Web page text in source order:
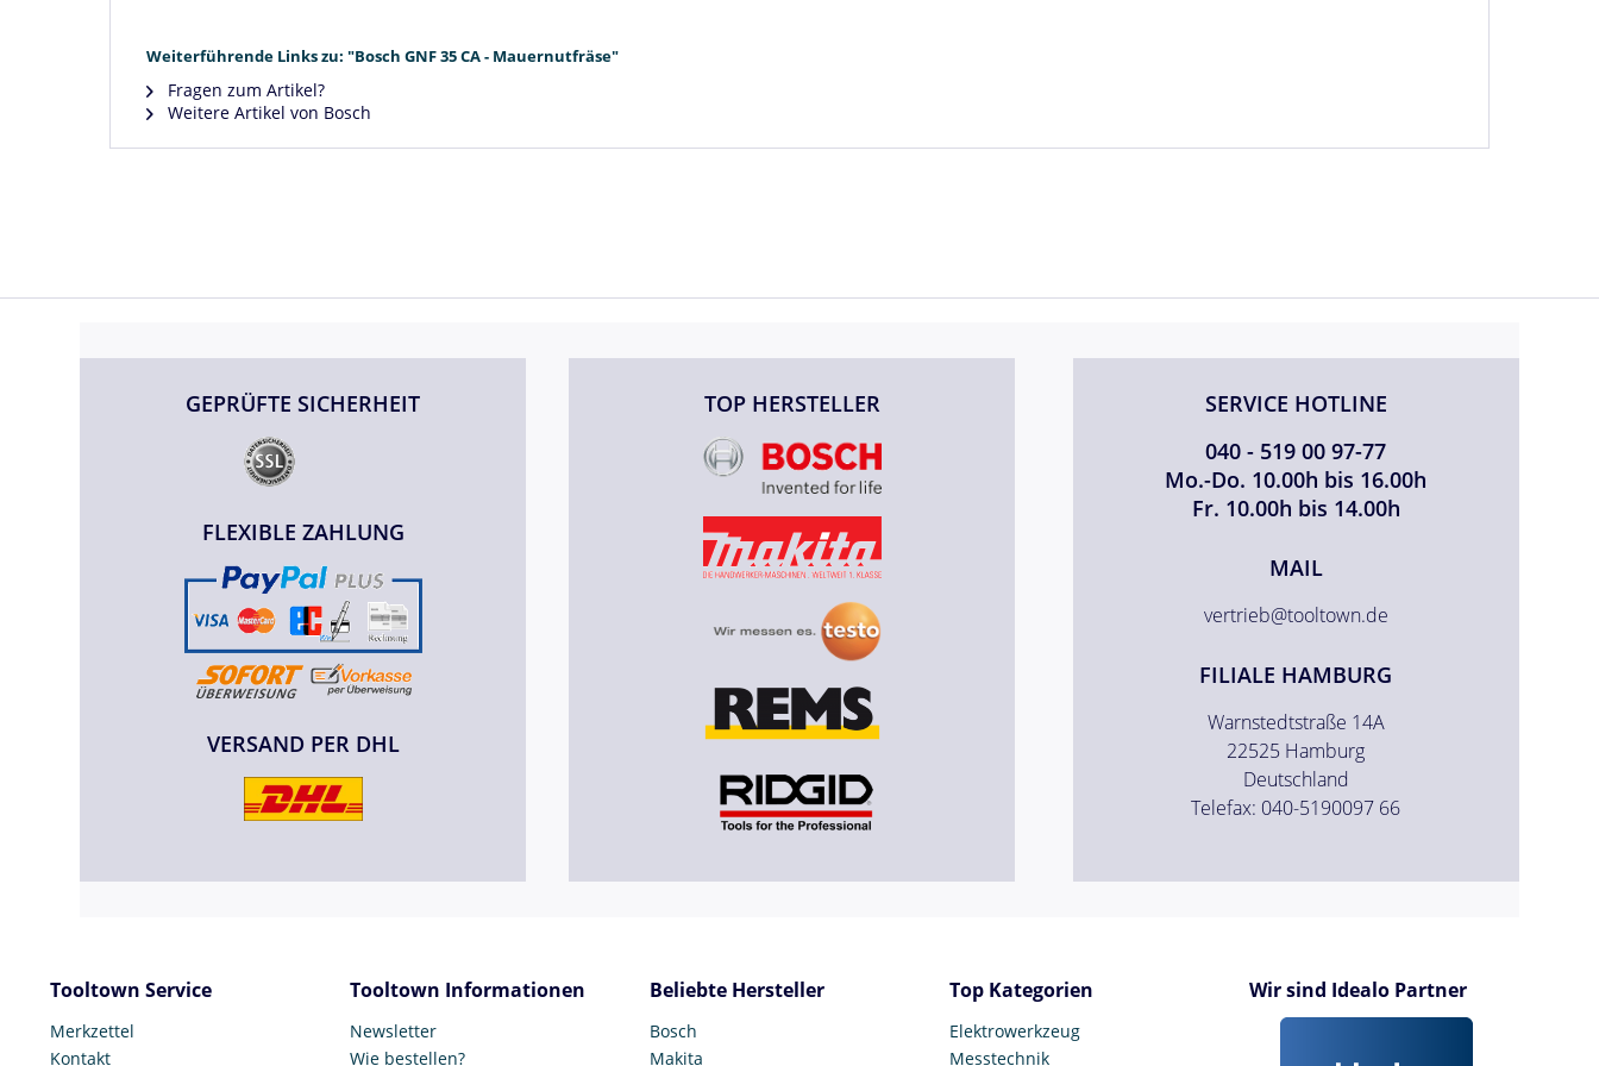
Weiterführende Links zu: "Bosch GNF 35 CA - Mauernutfräse"
Fragen zum Artikel?
Weitere Artikel von Bosch
GEPRÜFTE SICHERHEIT
FLEXIBLE ZAHLUNG
VERSAND PER DHL
TOP HERSTELLER
SERVICE HOTLINE
040 - 519 00 97-77
Mo.-Do. 10.00h bis 16.00h
Fr. 10.00h bis 14.00h
MAIL
vertrieb@tooltown.de
FILIALE HAMBURG
Warnstedtstraße 14A
22525 Hamburg
Deutschland
Telefax: 040-5190097 66
Tooltown Service
Merkzettel
Kontakt
Tooltown Informationen
Newsletter
Wie bestellen?
Beliebte Hersteller
Bosch
Makita
Top Kategorien
Elektrowerkzeug
Messtechnik
Wir sind Idealo Partner